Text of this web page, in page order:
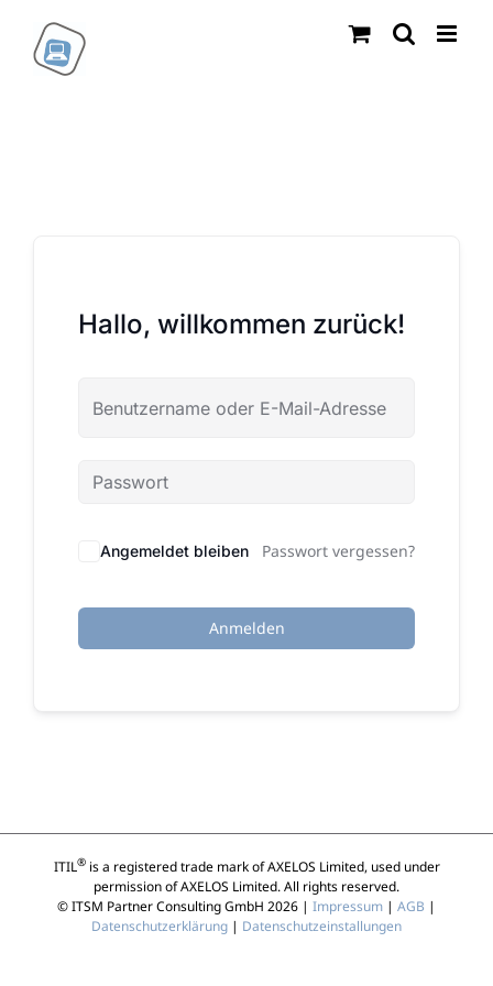
Inhalt
springen
Hallo, willkommen zurück!
Angemeldet bleiben Passwort vergessen?
Anmelden
ITIL®is a registered trade mark of AXELOS Limited, used under
permission of AXELOS Limited. All rights reserved.
© ITSM Partner Consulting GmbH 2026 | Impressum | AGB |
Datenschutzerklärung | Datenschutzeinstallungen